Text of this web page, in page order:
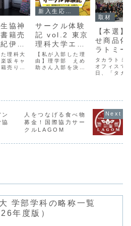
協神
籍売
伊国
理科大
坂キャ
売り
館の書
り場跡
屋書店
ことが
。理科
サークル体験
記 vol.2 東京
理科大学エア
ソフト部
【私が入部した理
由】理学部 えめ
助さん入部を決め
というおもちゃの
って競うスポーツ
です。 もともとア
クション映画とか
が好きだったので
取材
【本選
せ商品化
ラトミー
もちゃハ
ソン」
タカラトミ
オフィスで
日、「タカ
試み。時代
に合わせた
ゃの進化や
目的に企画
IoT関連教
人をつなげる食べ物
募金！国際協力サー
クルLAGOM
学部学科の略称一覧
年度版）